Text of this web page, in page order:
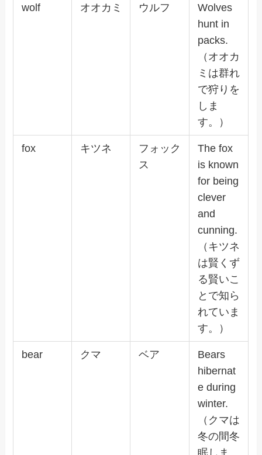
wolf オオカミ ウルフ
Wolves
hunt in
packs.
（オオカ
ミは群れ
で狩りを
しま
す。）
fox キツネ
フォック
ス
The fox
is known
for being
clever
and
cunning.
（キツネ
は賢くず
る賢いこ
とで知ら
れていま
す。）
bear クマ ベア
Bears
hibernat
e during
winter.
（クマは
冬の間冬